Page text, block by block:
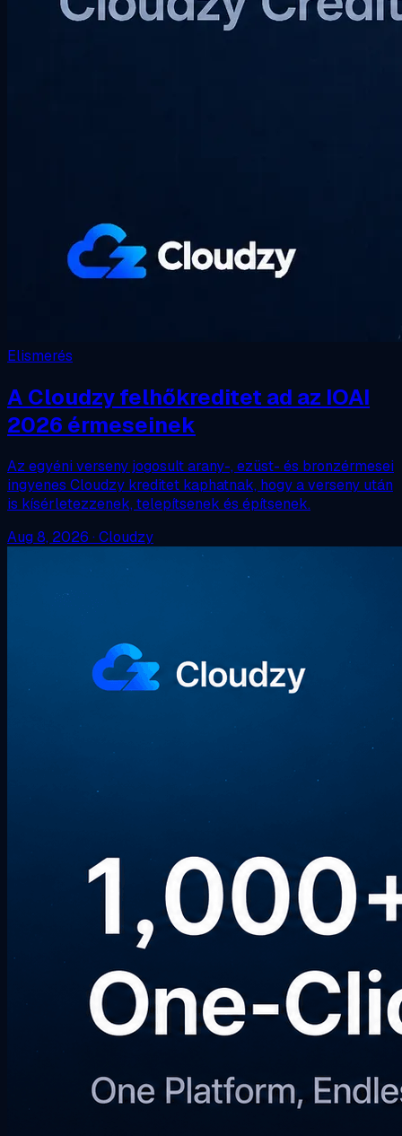
Elismerés
A Cloudzy felhőkreditet ad az IOAI
2026 érmeseinek
Az egyéni verseny jogosult arany-, ezüst- és bronzérmesei
ingyenes Cloudzy kreditet kaphatnak, hogy a verseny után
is kísérletezzenek, telepítsenek és építsenek.
Aug 8, 2026 · Cloudzy